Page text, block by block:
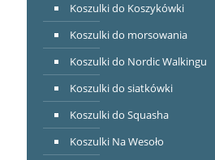
Koszulki do Koszykówki
Koszulki do morsowania
Koszulki do Nordic Walkingu
Koszulki do siatkówki
Koszulki do Squasha
Koszulki Na Wesoło